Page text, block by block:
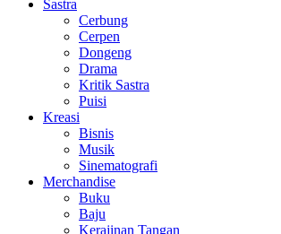
Sastra
Cerbung
Cerpen
Dongeng
Drama
Kritik Sastra
Puisi
Kreasi
Bisnis
Musik
Sinematografi
Merchandise
Buku
Baju
Kerajinan Tangan